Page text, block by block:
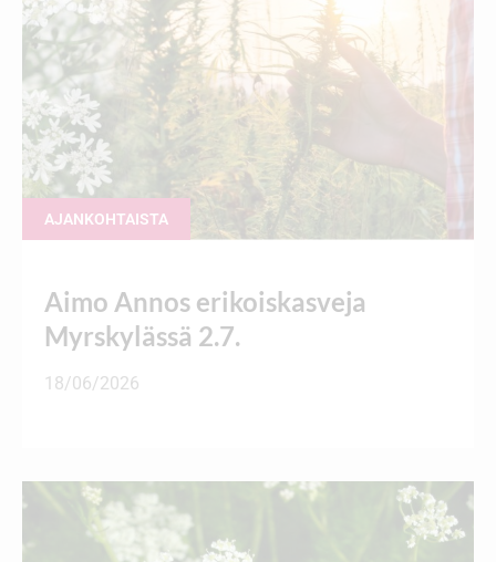
AJANKOHTAISTA
Aimo Annos erikoiskasveja
Myrskylässä 2.7.
18/06/2026